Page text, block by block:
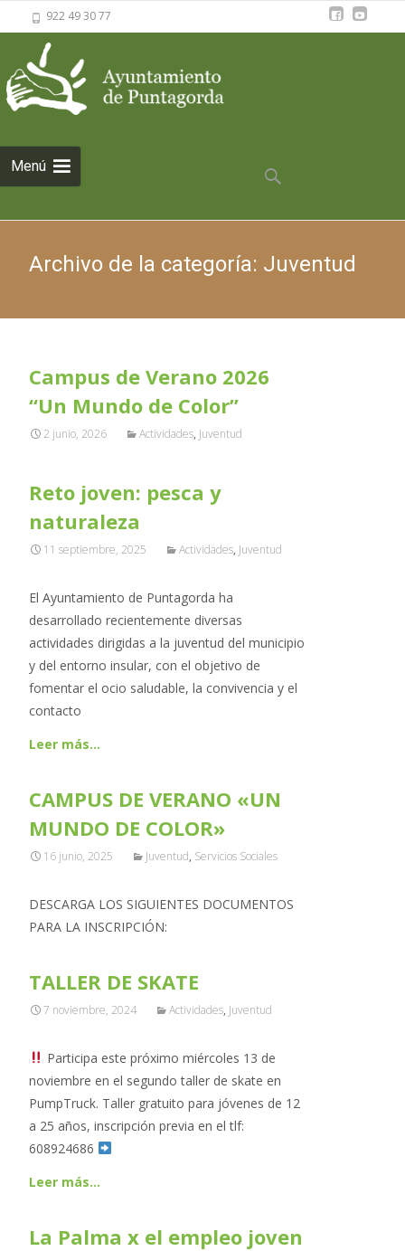
922 49 30 77
Menú
Saltar al
contenido
Buscar:
Archivo de la categoría: Juventud
Campus de Verano 2026
“Un Mundo de Color”
2 junio, 2026 Actividades, Juventud
Reto joven: pesca y
naturaleza
11 septiembre, 2025 Actividades, Juventud
El Ayuntamiento de Puntagorda ha
desarrollado recientemente diversas
actividades dirigidas a la juventud del municipio
y del entorno insular, con el objetivo de
fomentar el ocio saludable, la convivencia y el
contacto
Leer más…
CAMPUS DE VERANO «UN
MUNDO DE COLOR»
16 junio, 2025 Juventud, Servicios Sociales
DESCARGA LOS SIGUIENTES DOCUMENTOS
PARA LA INSCRIPCIÓN:
TALLER DE SKATE
7 noviembre, 2024 Actividades, Juventud
Participa este próximo miércoles 13 de
noviembre en el segundo taller de skate en
PumpTruck. Taller gratuito para jóvenes de 12
a 25 años, inscripción previa en el tlf:
608924686
Leer más…
La Palma x el empleo joven